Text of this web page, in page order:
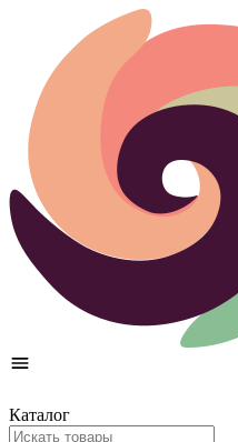
Каталог